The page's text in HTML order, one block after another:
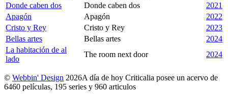
Donde caben dos
Donde caben dos
2021
Apagón
Apagón
2022
Cristo y Rey
Cristo y Rey
2023
Bellas artes
Bellas artes
2024
La habitación de al
lado
The room next door 2024
© Webbin' Design 2026A día de hoy Criticalia posee un acervo de
6460 películas, 195 series y 960 articulos